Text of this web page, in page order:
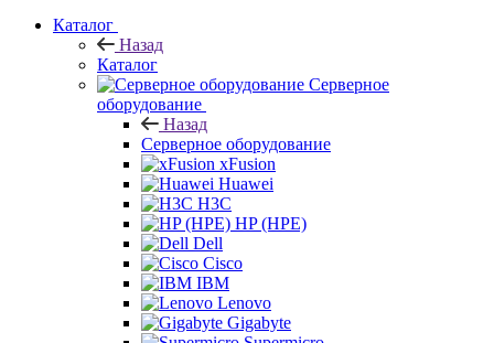
Каталог
Назад
Каталог
Серверное
оборудование
Назад
Серверное оборудование
xFusion
Huawei
H3C
HP (HPE)
Dell
Cisco
IBM
Lenovo
Gigabyte